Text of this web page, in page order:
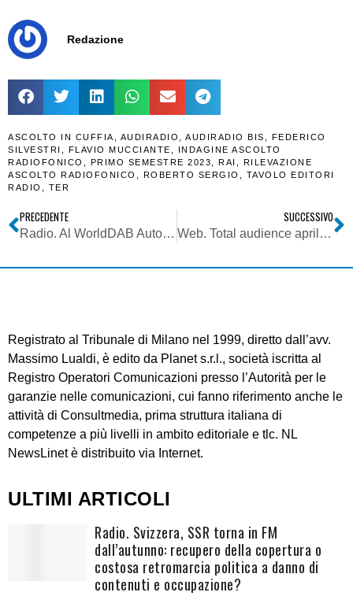
Redazione
ASCOLTO IN CUFFIA AUDIRADIO AUDIRADIO BIS
FEDERICO
SILVESTRI
FLAVIO MUCCIANTE
INDAGINE ASCOLTO
RADIOFONICO
PRIMO SEMESTRE 2023 RAI
RILEVAZIONE
ASCOLTO RADIOFONICO
ROBERTO SERGIO
TAVOLO EDITORI
RADIO
TER
PRECEDENTE
Radio. Al WorldDAB Automotive 2023 tutti concordi a promuovere il principio lanciato anni fa da NL: one click per accedere alla radio sul cruscotto
SUCCESSIVO
Web. Total audience aprile 2023: pre-silver e silver generation in crescita, come per tv e radio lineari
Registrato al Tribunale di Milano nel 1999, diretto dall’avv.
Massimo Lualdi, è edito da Planet s.r.l., società iscritta al
Registro Operatori Comunicazioni presso l’Autorità per le
garanzie nelle comunicazioni, cui fanno riferimento anche le
attività di Consultmedia, prima struttura italiana di
competenze a più livelli in ambito editoriale e tlc. NL
NewsLinet è distribuito via Internet.
ULTIMI ARTICOLI
Radio. Svizzera, SSR torna in FM
dall’autunno: recupero della copertura o
costosa retromarcia politica a danno di
contenuti e occupazione?